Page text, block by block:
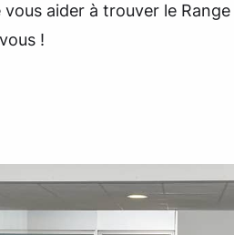
aider à trouver le
!